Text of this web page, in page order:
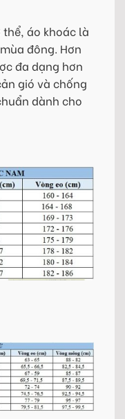
áo khoác là
đông. Hơn
đa dạng hơn
gió và chống
dành cho